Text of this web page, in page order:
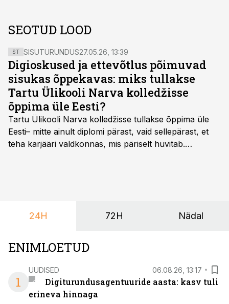
SEOTUD LOOD
ST SISUTURUNDUS27.05.26, 13:39
Digioskused ja ettevõtlus põimuvad
sisukas õppekavas: miks tullakse
Tartu Ülikooli Narva kolledžisse
õppima üle Eesti?
Tartu Ülikooli Narva kolledžisse tullakse õppima üle
Eesti– mitte ainult diplomi pärast, vaid sellepärast, et
teha karjääri valdkonnas, mis päriselt huvitab.
24H 72H Nädal
ENIMLOETUD
1
UUDISED 06.08.26, 13:17
Digiturundusagentuuride aasta: kasv tuli
erineva hinnaga